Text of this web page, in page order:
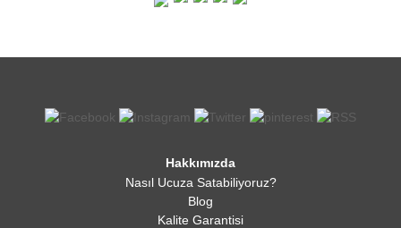
Hakkımızda
Nasıl Ucuza Satabiliyoruz?
Blog
Kalite Garantisi